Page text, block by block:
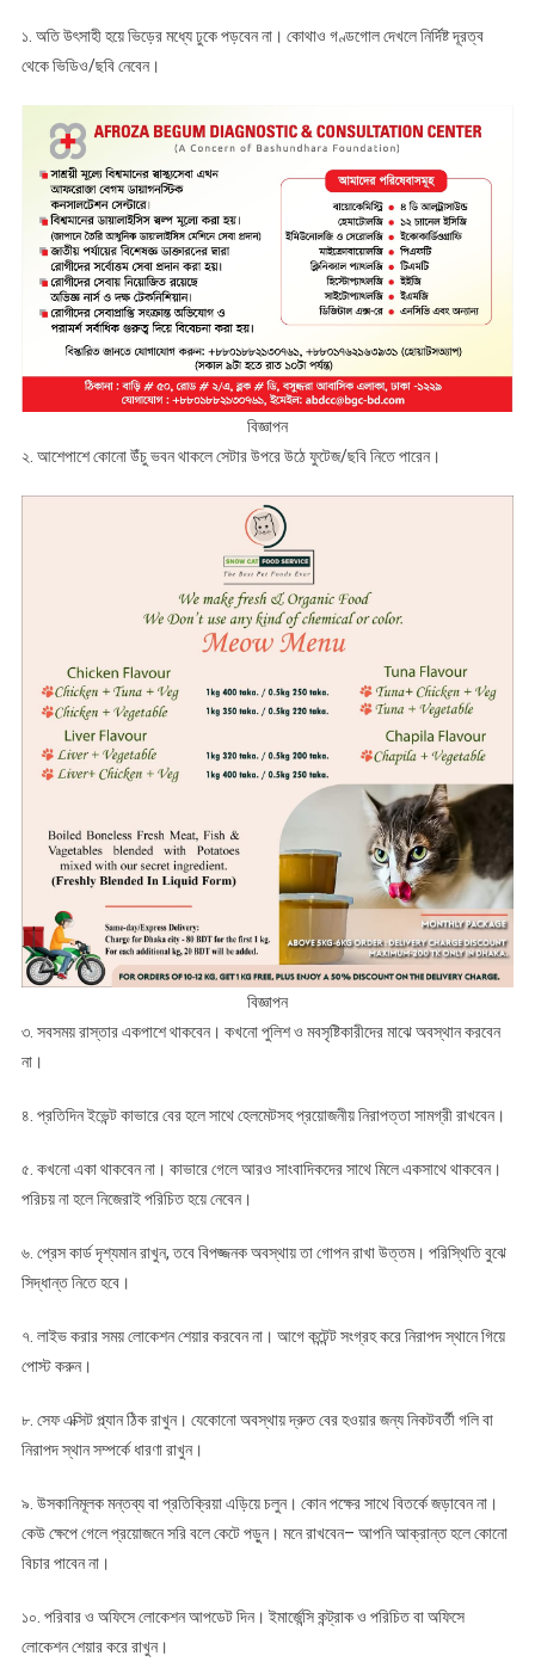
১. অতি উৎসাহী হয়ে ভিড়ের মধ্যে ঢুকে পড়বেন না। কোথাও গণ্ডগোল দেখলে নির্দিষ্ট দূরত্ব
থেকে ভিডিও/ছবি নেবেন।
বিজ্ঞাপন
২. আশেপাশে কোনো উঁচু ভবন থাকলে সেটার উপরে উঠে ফুটেজ/ছবি নিতে পারেন।
বিজ্ঞাপন
৩. সবসময় রাস্তার একপাশে থাকবেন। কখনো পুলিশ ও মবসৃষ্টিকারীদের মাঝে অবস্থান করবেন
না।
৪. প্রতিদিন ইভেন্ট কাভারে বের হলে সাথে হেলমেটসহ প্রয়োজনীয় নিরাপত্তা সামগ্রী রাখবেন।
৫. কখনো একা থাকবেন না। কাভারে গেলে আরও সাংবাদিকদের সাথে মিলে একসাথে থাকবেন।
পরিচয় না হলে নিজেরাই পরিচিত হয়ে নেবেন।
৬. প্রেস কার্ড দৃশ্যমান রাখুন, তবে বিপজ্জনক অবস্থায় তা গোপন রাখা উত্তম। পরিস্থিতি বুঝে
সিদ্ধান্ত নিতে হবে।
৭. লাইভ করার সময় লোকেশন শেয়ার করবেন না। আগে কন্টেন্ট সংগ্রহ করে নিরাপদ স্থানে গিয়ে
পোস্ট করুন।
৮. সেফ এক্সিট প্ল্যান ঠিক রাখুন। যেকোনো অবস্থায় দ্রুত বের হওয়ার জন্য নিকটবর্তী গলি বা
নিরাপদ স্থান সম্পর্কে ধারণা রাখুন।
৯. উসকানিমূলক মন্তব্য বা প্রতিক্রিয়া এড়িয়ে চলুন। কোন পক্ষের সাথে বিতর্কে জড়াবেন না।
কেউ ক্ষেপে গেলে প্রয়োজনে সরি বলে কেটে পড়ুন। মনে রাখবেন– আপনি আক্রান্ত হলে কোনো
বিচার পাবেন না।
১০. পরিবার ও অফিসে লোকেশন আপডেট দিন। ইমার্জেন্সি কন্ট্রাক ও পরিচিত বা অফিসে
লোকেশন শেয়ার করে রাখুন।